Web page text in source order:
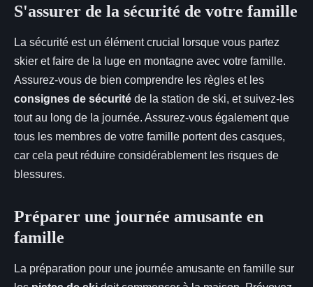
S'assurer de la sécurité de votre famille
La sécurité est un élément crucial lorsque vous partez
skier et faire de la luge en montagne avec votre famille.
Assurez-vous de bien comprendre les règles et les
consignes de sécurité de la station de ski, et suivez-les
tout au long de la journée. Assurez-vous également que
tous les membres de votre famille portent des casques,
car cela peut réduire considérablement les risques de
blessures.
Préparer une journée amusante en
famille
La préparation pour une journée amusante en famille sur